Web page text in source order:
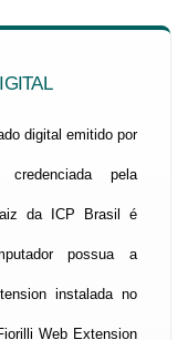
digital emitido por
credenciada pela
da ICP Brasil é
possua a
instalada no
Web Extension